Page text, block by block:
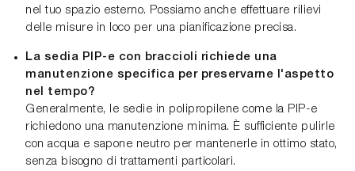
nel tuo spazio esterno. Possiamo anche effettuare rilievi
delle misure in loco per una pianificazione precisa.
La sedia PIP-e con braccioli richiede una
manutenzione specifica per preservarne l'aspetto
nel tempo?
Generalmente, le sedie in polipropilene come la PIP-e
richiedono una manutenzione minima. È sufficiente pulirle
con acqua e sapone neutro per mantenerle in ottimo stato,
senza bisogno di trattamenti particolari.